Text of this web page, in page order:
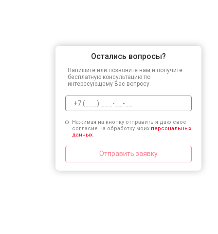
Остались вопросы?
Напишите или позвоните нам и получите
бесплатную консультацию по
интересующему Вас вопросу.
Нажимая на кнопку отправить я даю свое
согласие на обработку моих персональных
данных.
Отправить заявку